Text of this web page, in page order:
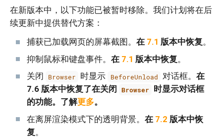
在新版本中，以下功能已被暂时移除。我们计划将在后
续更新中提供替代方案：
捕获已加载网页的屏幕截图。 在 7.1 版本中恢复。
抑制鼠标和键盘事件。 在 7.1 版本中恢复。
关闭
Browser 时显示 BeforeUnload 对话框。 在
7.6 版本中恢复了在关闭 Browser
时显示对话框
的功能。了解更多。
在离屏渲染模式下的透明背景。 在 7.2 版本中恢
复。